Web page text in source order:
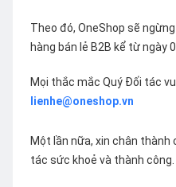
Theo đó, OneShop sẽ
hàng bán lẻ B2B kể từ ngày
Mọi thắc mắc Quý Đối tác
lienhe@oneshop.vn
Một lần nữa, xin chân thành
tác sức khoẻ và thành công.